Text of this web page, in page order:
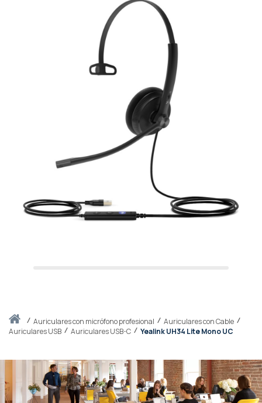
Inicioauriculares con micrófono profesional
Auriculares con Cable
Auriculares USB
Auriculares USB-C Yealink UH34 Lite Mono UC